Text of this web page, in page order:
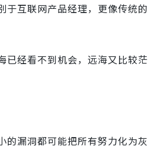
于互联网产品经理，更像传统的
已经看不到机会，远海又比较茫
的漏洞都可能把所有努力化为灰